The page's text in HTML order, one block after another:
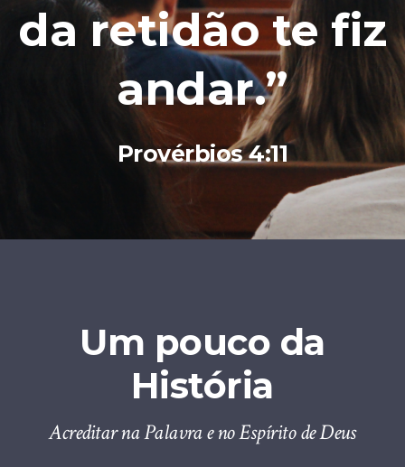
da retidão te fiz
andar.”
Provérbios 4:11
Um pouco da
História
Acreditar na Palavra e no Espírito de Deus